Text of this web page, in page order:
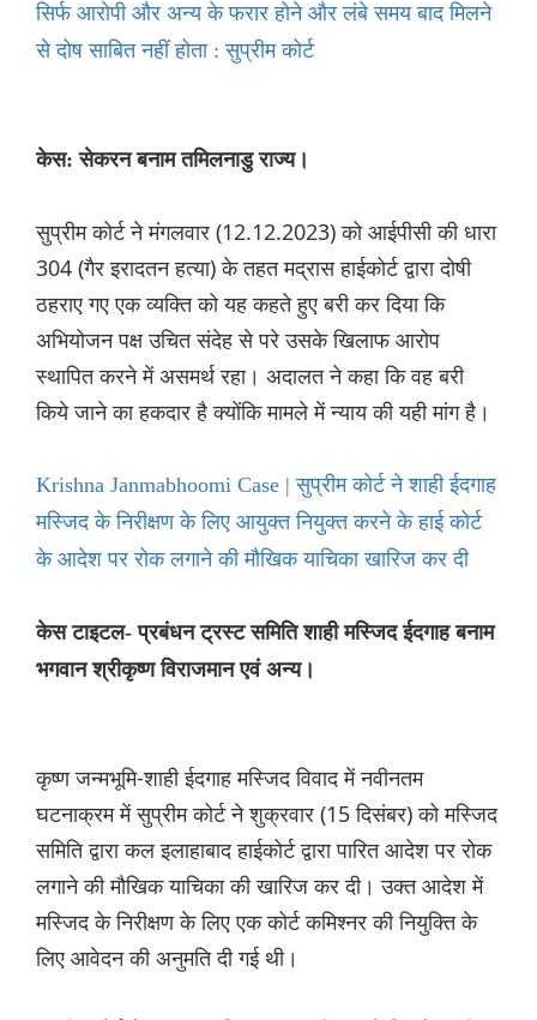
सिर्फ आरोपी और अन्य के फरार होने और लंबे समय बाद मिलने
से दोष साबित नहीं होता : सुप्रीम कोर्ट
केस: सेकरन बनाम तमिलनाडु राज्य।
सुप्रीम कोर्ट ने मंगलवार (12.12.2023) को आईपीसी की धारा
304 (गैर इरादतन हत्या) के तहत मद्रास हाईकोर्ट द्वारा दोषी
ठहराए गए एक व्यक्ति को यह कहते हुए बरी कर दिया कि
अभियोजन पक्ष उचित संदेह से परे उसके खिलाफ आरोप
स्थापित करने में असमर्थ रहा। अदालत ने कहा कि वह बरी
किये जाने का हकदार है क्योंकि मामले में न्याय की यही मांग है।
Krishna Janmabhoomi Case | सुप्रीम कोर्ट ने शाही ईदगाह
मस्जिद के निरीक्षण के लिए आयुक्त नियुक्त करने के हाई कोर्ट
के आदेश पर रोक लगाने की मौखिक याचिका खारिज कर दी
केस टाइटल- प्रबंधन ट्रस्ट समिति शाही मस्जिद ईदगाह बनाम
भगवान श्रीकृष्ण विराजमान एवं अन्य।
कृष्ण जन्मभूमि-शाही ईदगाह मस्जिद विवाद में नवीनतम
घटनाक्रम में सुप्रीम कोर्ट ने शुक्रवार (15 दिसंबर) को मस्जिद
समिति द्वारा कल इलाहाबाद हाईकोर्ट द्वारा पारित आदेश पर रोक
लगाने की मौखिक याचिका की खारिज कर दी। उक्त आदेश में
मस्जिद के निरीक्षण के लिए एक कोर्ट कमिश्नर की नियुक्ति के
लिए आवेदन की अनुमति दी गई थी।